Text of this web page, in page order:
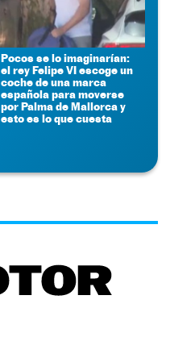
Pocos se lo imaginarían:
el rey Felipe VI escoge un
coche de una marca
española para moverse
por Palma de Mallorca y
esto es lo que cuesta